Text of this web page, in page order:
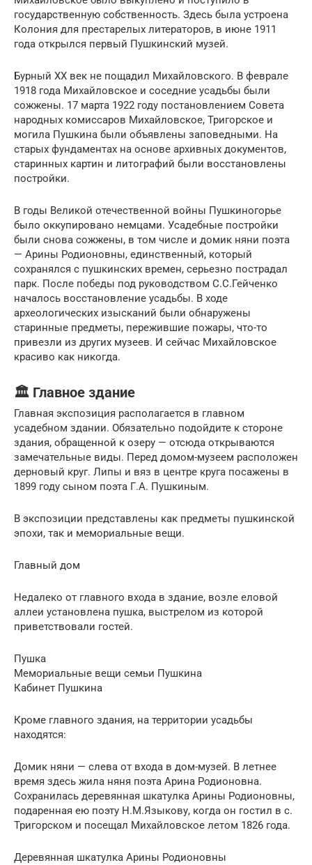
государственную собственность. Здесь была устроена
Колония для престарелых литераторов, в июне 1911
года открылся первый Пушкинский музей.
Бурный ХХ век не пощадил Михайловского. В феврале
1918 года Михайловское и соседние усадьбы были
сожжены. 17 марта 1922 году постановлением Совета
народных комиссаров Михайловское, Тригорское и
могила Пушкина были объявлены заповедными. На
старых фундаментах на основе архивных документов,
старинных картин и литографий были восстановлены
постройки.
В годы Великой отечественной войны Пушкиногорье
было оккупировано немцами. Усадебные постройки
были снова сожжены, в том числе и домик няни поэта
— Арины Родионовны, единственный, который
сохранялся с пушкинских времен, серьезно пострадал
парк. После победы под руководством С.С.Гейченко
началось восстановление усадьбы. В ходе
археологических изысканий были обнаружены
старинные предметы, пережившие пожары, что-то
привезли из других музеев. И сейчас Михайловское
красиво как никогда.
🏛 Главное здание
Главная экспозиция располагается в главном
усадебном здании. Обязательно подойдите к стороне
здания, обращенной к озеру — отсюда открываются
замечательные виды. Перед домом-музеем расположен
дерновый круг. Липы и вяз в центре круга посажены в
1899 году сыном поэта Г.А. Пушкиным.
В экспозиции представлены как предметы пушкинской
эпохи, так и мемориальные вещи.
Главный дом
Недалеко от главного входа в здание, возле еловой
аллеи установлена пушка, выстрелом из которой
приветствовали гостей.
Пушка
Мемориальные вещи семьи Пушкина
Кабинет Пушкина
Кроме главного здания, на территории усадьбы
находятся:
Домик няни — слева от входа в дом-музей. В летнее
время здесь жила няня поэта Арина Родионовна.
Сохранилась деревянная шкатулка Арины Родионовны,
подаренная ею поэту Н.М.Языкову, когда он гостил в с.
Тригорском и посещал Михайловское летом 1826 года.
Деревянная шкатулка Арины Родионовны